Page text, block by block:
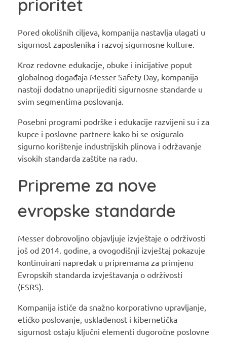
prioritet
Pored okolišnih ciljeva, kompanija nastavlja ulagati u
sigurnost zaposlenika i razvoj sigurnosne kulture.
Kroz redovne edukacije, obuke i inicijative poput
globalnog događaja Messer Safety Day, kompanija
nastoji dodatno unaprijediti sigurnosne standarde u
svim segmentima poslovanja.
Posebni programi podrške i edukacije razvijeni su i za
kupce i poslovne partnere kako bi se osiguralo
sigurno korištenje industrijskih plinova i održavanje
visokih standarda zaštite na radu.
Pripreme za nove
evropske standarde
Messer dobrovoljno objavljuje izvještaje o održivosti
još od 2014. godine, a ovogodišnji izvještaj pokazuje
kontinuirani napredak u pripremama za primjenu
Evropskih standarda izvještavanja o održivosti
(ESRS).
Kompanija ističe da snažno korporativno upravljanje,
etičko poslovanje, usklađenost i kibernetička
sigurnost ostaju ključni elementi dugoročne poslovne